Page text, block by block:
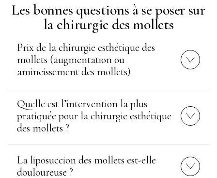
Les bonnes questions à se poser sur
la chirurgie des mollets
Prix de la chirurgie esthétique des
mollets (augmentation ou
amincissement des mollets)
Quelle est l’intervention la plus
pratiquée pour la chirurgie esthétique
des mollets ?
La liposuccion des mollets est-elle
douloureuse ?